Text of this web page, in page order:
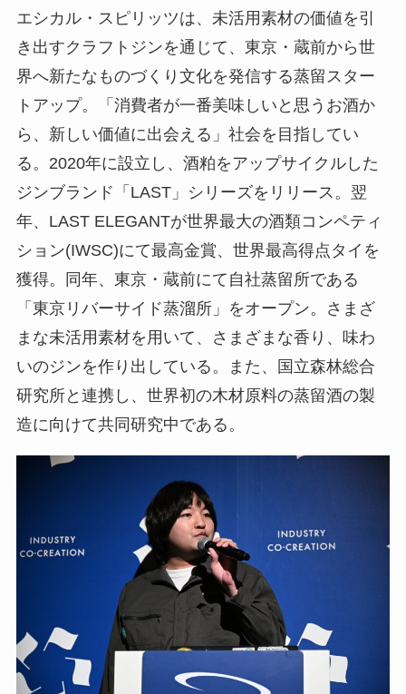
エシカル・スピリッツは、未活用素材の価値を引
き出すクラフトジンを通じて、東京・蔵前から世
界へ新たなものづくり文化を発信する蒸留スター
トアップ。「消費者が一番美味しいと思うお酒か
ら、新しい価値に出会える」社会を目指してい
る。2020年に設立し、酒粕をアップサイクルした
ジンブランド「LAST」シリーズをリリース。翌
年、LAST ELEGANTが世界最大の酒類コンペティ
ション(IWSC)にて最高金賞、世界最高得点タイを
獲得。同年、東京・蔵前にて自社蒸留所である
「東京リバーサイド蒸溜所」をオープン。さまざ
まな未活用素材を用いて、さまざまな香り、味わ
いのジンを作り出している。また、国立森林総合
研究所と連携し、世界初の木材原料の蒸留酒の製
造に向けて共同研究中である。